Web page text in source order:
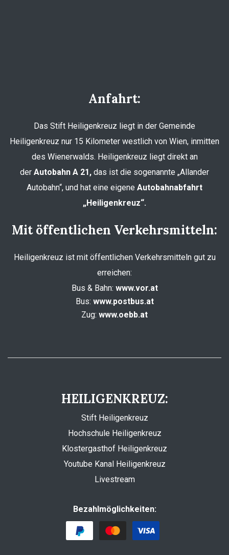
Anfahrt:
Das Stift Heiligenkreuz liegt in der Gemeinde
Heiligenkreuz nur 15 Kilometer westlich von Wien, inmitten
des Wienerwalds. Heiligenkreuz liegt direkt an
der Autobahn A 21, das ist die sogenannte „Allander
Autobahn“, und hat eine eigene Autobahnabfahrt
„Heiligenkreuz“.
Mit öffentlichen Verkehrsmitteln:
Heiligenkreuz ist mit öffentlichen Verkehrsmitteln gut zu
erreichen:
Bus & Bahn: www.vor.at
Bus: www.postbus.at
Zug: www.oebb.at
HEILIGENKREUZ:
Stift Heiligenkreuz
Hochschule Heiligenkreuz
Klostergasthof Heiligenkreuz
Youtube Kanal Heiligenkreuz
Livestream
Bezahlmöglichkeiten: